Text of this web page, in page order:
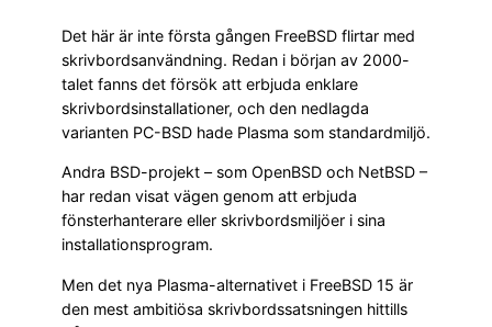
Det här är inte första gången FreeBSD flirtar med
skrivbordsanvändning. Redan i början av 2000-
talet fanns det försök att erbjuda enklare
skrivbordsinstallationer, och den nedlagda
varianten PC-BSD hade Plasma som standardmiljö.
Andra BSD-projekt – som OpenBSD och NetBSD –
har redan visat vägen genom att erbjuda
fönsterhanterare eller skrivbordsmiljöer i sina
installationsprogram.
Men det nya Plasma-alternativet i FreeBSD 15 är
den mest ambitiösa skrivbordssatsningen hittills